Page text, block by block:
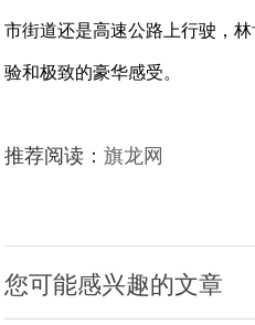
市街道还是高速公路上行驶，
验和极致的豪华感受。
推荐阅读：旗龙网
您可能感兴趣的文章